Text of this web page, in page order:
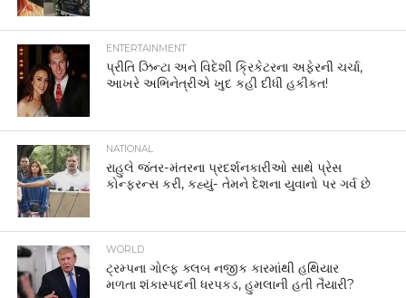
ENTERTAINMENT
પ્રીતિ ઝિન્ટા અને વિદેશી ક્રિકેટરના અફેરની ચર્ચા,
આખરે અભિનેત્રીએ ખુદ કહી દીધી હકીકત!
NATIONAL
રાહુલે જંતર-મંતરના પ્રદર્શનકારીઓ સાથે પ્રેસ
કોન્ફરન્સ કરી, કહ્યું- તેમને દેશના યુવાનો પર ગર્વ છે
WORLD
ટ્રમ્પના ગોલ્ફ ક્લબ નજીક કારમાંથી હથિયાર
મળતા શંકાસ્પદની ધરપકડ, હુમલાની હતી તૈયારી?